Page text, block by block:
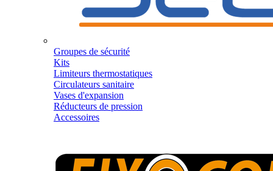
Groupes de sécurité
Kits
Limiteurs thermostatiques
Circulateurs sanitaire
Vases d'expansion
Réducteurs de pression
Accessoires